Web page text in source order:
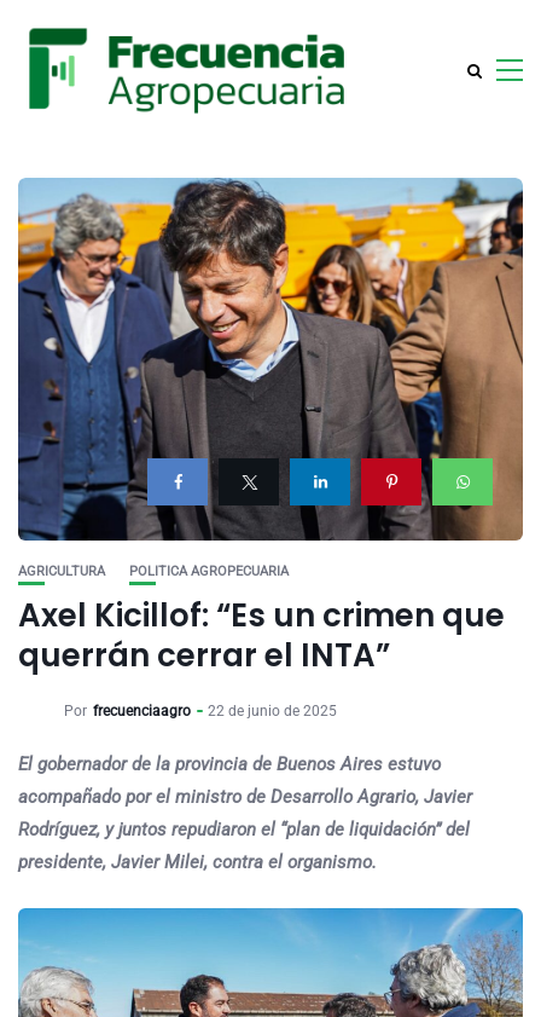
AGRICULTURA POLITICA AGROPECUARIA
Axel Kicillof: “Es un crimen que
querrán cerrar el INTA”
Por frecuenciaagro 22 de junio de 2025
El gobernador de la provincia de Buenos Aires estuvo
acompañado por el ministro de Desarrollo Agrario, Javier
Rodríguez, y juntos repudiaron el “plan de liquidación” del
presidente, Javier Milei, contra el organismo.